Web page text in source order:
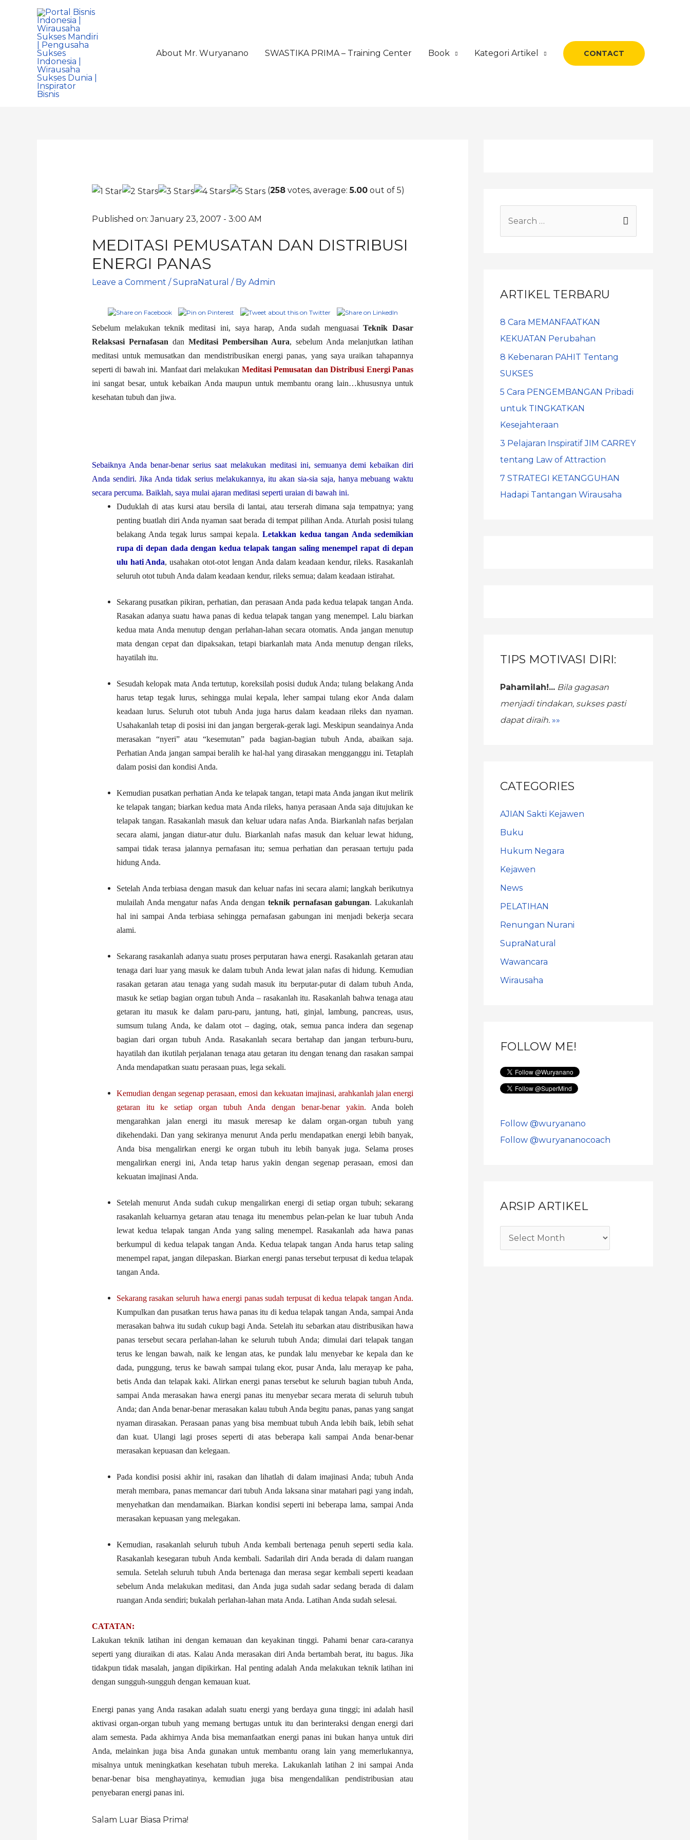
About Mr. Wuryanano SWASTIKA PRIMA – Training Center Book Kategori Artikel CONTACT
(258votes, average:5.00out of 5)
Published on: January 23, 2007 - 3:00 AM
MEDITASI PEMUSATAN DAN DISTRIBUSI
ENERGI PANAS
Leave a Comment /SupraNatural / By Admin
Sebelum melakukan teknik meditasi ini, saya harap, Anda sudah menguasaiTeknik Dasar
Relaksasi Pernafasan dan Meditasi Pembersihan Aura, sebelum Anda melanjutkan latihan
meditasi untuk memusatkan dan mendistribusikan energi panas, yang saya uraikan tahapannya
seperti di bawah ini. Manfaat dari melakukan Meditasi Pemusatan dan Distribusi Energi Panas
ini sangat besar, untuk kebaikan Anda maupun untuk membantu orang lain…khususnya untuk
kesehatan tubuh dan jiwa.
Sebaiknya Anda benar-benar serius saat melakukan meditasi ini, semuanya demi kebaikan diri
Anda sendiri. Jika Anda tidak serius melakukannya, itu akan sia-sia saja, hanya mebuang waktu
secara percuma. Baiklah, saya mulai ajaran meditasi seperti uraian di bawah ini.
Duduklah di atas kursi atau bersila di lantai, atau terserah dimana saja tempatnya; yang
penting buatlah diri Anda nyaman saat berada di tempat pilihan Anda. Aturlah posisi tulang
belakang Anda tegak lurus sampai kepala. Letakkan kedua tangan Anda sedemikian
rupa di depan dada dengan kedua telapak tangan saling menempel rapat di depan
ulu hati Anda, usahakan otot-otot lengan Anda dalam keadaan kendur, rileks. Rasakanlah
seluruh otot tubuh Anda dalam keadaan kendur, rileks semua; dalam keadaan istirahat.
Sekarang pusatkan pikiran, perhatian, dan perasaan Anda pada kedua telapak tangan Anda.
Rasakan adanya suatu hawa panas di kedua telapak tangan yang menempel. Lalu biarkan
kedua mata Anda menutup dengan perlahan-lahan secara otomatis. Anda jangan menutup
mata dengan cepat dan dipaksakan, tetapi biarkanlah mata Anda menutup dengan rileks,
hayatilah itu.
Sesudah kelopak mata Anda tertutup, koreksilah posisi duduk Anda; tulang belakang Anda
harus tetap tegak lurus, sehingga mulai kepala, leher sampai tulang ekor Anda dalam
keadaan lurus. Seluruh otot tubuh Anda juga harus dalam keadaan rileks dan nyaman.
Usahakanlah tetap di posisi ini dan jangan bergerak-gerak lagi. Meskipun seandainya Anda
merasakan “nyeri” atau “kesemutan” pada bagian-bagian tubuh Anda, abaikan saja.
Perhatian Anda jangan sampai beralih ke hal-hal yang dirasakan mengganggu ini. Tetaplah
dalam posisi dan kondisi Anda.
Kemudian pusatkan perhatian Anda ke telapak tangan, tetapi mata Anda jangan ikut melirik
ke telapak tangan; biarkan kedua mata Anda rileks, hanya perasaan Anda saja ditujukan ke
telapak tangan. Rasakanlah masuk dan keluar udara nafas Anda. Biarkanlah nafas berjalan
secara alami, jangan diatur-atur dulu. Biarkanlah nafas masuk dan keluar lewat hidung,
sampai tidak terasa jalannya pernafasan itu; semua perhatian dan perasaan tertuju pada
hidung Anda.
Setelah Anda terbiasa dengan masuk dan keluar nafas ini secara alami; langkah berikutnya
mulailah Anda mengatur nafas Anda dengan teknik pernafasan gabungan. Lakukanlah
hal ini sampai Anda terbiasa sehingga pernafasan gabungan ini menjadi bekerja secara
alami.
Sekarang rasakanlah adanya suatu proses perputaran hawa energi. Rasakanlah getaran atau
tenaga dari luar yang masuk ke dalam tubuh Anda lewat jalan nafas di hidung. Kemudian
rasakan getaran atau tenaga yang sudah masuk itu berputar-putar di dalam tubuh Anda,
masuk ke setiap bagian organ tubuh Anda – rasakanlah itu. Rasakanlah bahwa tenaga atau
getaran itu masuk ke dalam paru-paru, jantung, hati, ginjal, lambung, pancreas, usus,
sumsum tulang Anda, ke dalam otot – daging, otak, semua panca indera dan segenap
bagian dari organ tubuh Anda. Rasakanlah secara bertahap dan jangan terburu-buru,
hayatilah dan ikutilah perjalanan tenaga atau getaran itu dengan tenang dan rasakan sampai
Anda mendapatkan suatu perasaan puas, lega sekali.
Kemudian dengan segenap perasaan, emosi dan kekuatan imajinasi, arahkanlah jalan energi
getaran itu ke setiap organ tubuh Anda dengan benar-benar yakin. Anda boleh
mengarahkan jalan energi itu masuk meresap ke dalam organ-organ tubuh yang
dikehendaki. Dan yang sekiranya menurut Anda perlu mendapatkan energi lebih banyak,
Anda bisa mengalirkan energi ke organ tubuh itu lebih banyak juga. Selama proses
mengalirkan energi ini, Anda tetap harus yakin dengan segenap perasaan, emosi dan
kekuatan imajinasi Anda.
Setelah menurut Anda sudah cukup mengalirkan energi di setiap organ tubuh; sekarang
rasakanlah keluarnya getaran atau tenaga itu menembus pelan-pelan ke luar tubuh Anda
lewat kedua telapak tangan Anda yang saling menempel. Rasakanlah ada hawa panas
berkumpul di kedua telapak tangan Anda. Kedua telapak tangan Anda harus tetap saling
menempel rapat, jangan dilepaskan. Biarkan energi panas tersebut terpusat di kedua telapak
tangan Anda.
Sekarang rasakan seluruh hawa energi panas sudah terpusat di kedua telapak tangan Anda.
Kumpulkan dan pusatkan terus hawa panas itu di kedua telapak tangan Anda, sampai Anda
merasakan bahwa itu sudah cukup bagi Anda. Setelah itu sebarkan atau distribusikan hawa
panas tersebut secara perlahan-lahan ke seluruh tubuh Anda; dimulai dari telapak tangan
terus ke lengan bawah, naik ke lengan atas, ke pundak lalu menyebar ke kepala dan ke
dada, punggung, terus ke bawah sampai tulang ekor, pusar Anda, lalu merayap ke paha,
betis Anda dan telapak kaki. Alirkan energi panas tersebut ke seluruh bagian tubuh Anda,
sampai Anda merasakan hawa energi panas itu menyebar secara merata di seluruh tubuh
Anda; dan Anda benar-benar merasakan kalau tubuh Anda begitu panas, panas yang sangat
nyaman dirasakan. Perasaan panas yang bisa membuat tubuh Anda lebih baik, lebih sehat
dan kuat. Ulangi lagi proses seperti di atas beberapa kali sampai Anda benar-benar
merasakan kepuasan dan kelegaan.
Pada kondisi posisi akhir ini, rasakan dan lihatlah di dalam imajinasi Anda; tubuh Anda
merah membara, panas memancar dari tubuh Anda laksana sinar matahari pagi yang indah,
menyehatkan dan mendamaikan. Biarkan kondisi seperti ini beberapa lama, sampai Anda
merasakan kepuasan yang melegakan.
Kemudian, rasakanlah seluruh tubuh Anda kembali bertenaga penuh seperti sedia kala.
Rasakanlah kesegaran tubuh Anda kembali. Sadarilah diri Anda berada di dalam ruangan
semula. Setelah seluruh tubuh Anda bertenaga dan merasa segar kembali seperti keadaan
sebelum Anda melakukan meditasi, dan Anda juga sudah sadar sedang berada di dalam
ruangan Anda sendiri; bukalah perlahan-lahan mata Anda. Latihan Anda sudah selesai.
CATATAN:
Lakukan teknik latihan ini dengan kemauan dan keyakinan tinggi. Pahami benar cara-caranya
seperti yang diuraikan di atas. Kalau Anda merasakan diri Anda bertambah berat, itu bagus. Jika
tidakpun tidak masalah, jangan dipikirkan. Hal penting adalah Anda melakukan teknik latihan ini
dengan sungguh-sungguh dengan kemauan kuat.
Energi panas yang Anda rasakan adalah suatu energi yang berdaya guna tinggi; ini adalah hasil
aktivasi organ-organ tubuh yang memang bertugas untuk itu dan berinteraksi dengan energi dari
alam semesta. Pada akhirnya Anda bisa memanfaatkan energi panas ini bukan hanya untuk diri
Anda, melainkan juga bisa Anda gunakan untuk membantu orang lain yang memerlukannya,
misalnya untuk meningkatkan kesehatan tubuh mereka. Lakukanlah latihan 2 ini sampai Anda
benar-benar bisa menghayatinya, kemudian juga bisa mengendalikan pendistribusian atau
penyebaran energi panas ini.
Salam Luar Biasa Prima!
ARTIKEL TERBARU
8 Cara MEMANFAATKAN
KEKUATAN Perubahan
8 Kebenaran PAHIT Tentang
SUKSES
5 Cara PENGEMBANGAN Pribadi
untuk TINGKATKAN
Kesejahteraan
3 Pelajaran Inspiratif JIM CARREY
tentang Law of Attraction
7 STRATEGI KETANGGUHAN
Hadapi Tantangan Wirausaha
TIPS MOTIVASI DIRI:
Pahamilah!... Bila gagasan
menjadi tindakan, sukses pasti
dapat diraih. »»
CATEGORIES
AJIAN Sakti Kejawen
Buku
Hukum Negara
Kejawen
News
PELATIHAN
Renungan Nurani
SupraNatural
Wawancara
Wirausaha
FOLLOW ME!
Follow @wuryanano
Follow @wuryananocoach
ARSIP ARTIKEL